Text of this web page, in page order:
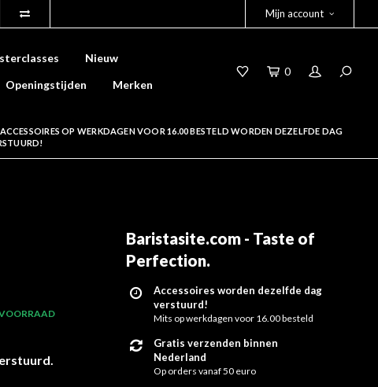
Mijn account
Nieuw
Openingstijden Merken
0
ACCESSOIRES OP WERKDAGEN VOOR 16.00 BESTELD WORDEN DEZELFDE DAG
Baristasite.com - Taste of
Perfection.
Accessoires worden dezelfde dag
verstuurd!
Mits op werkdagen voor 16.00 besteld
Gratis verzenden binnen
Nederland
Op orders vanaf 50 euro